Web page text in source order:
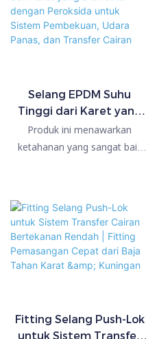
Selang EPDM Suhu
Tinggi dari Karet yang
Diawetkan dengan
Peroksida untuk Sistem
Produk ini menawarkan
ketahanan yang sangat baik
ideal untuk mengalirkan cairan
pendingin berbasis glikol, udara
panas, dan cairan non-agresif
lainnya dalam sistem otomotif
dan industri.
Fitting Selang Push-Lok
untuk Sistem Transfer